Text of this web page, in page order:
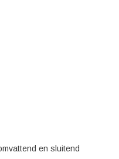
en sluitend